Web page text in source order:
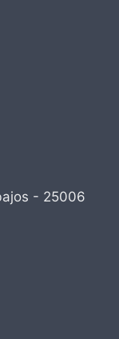
- 25006